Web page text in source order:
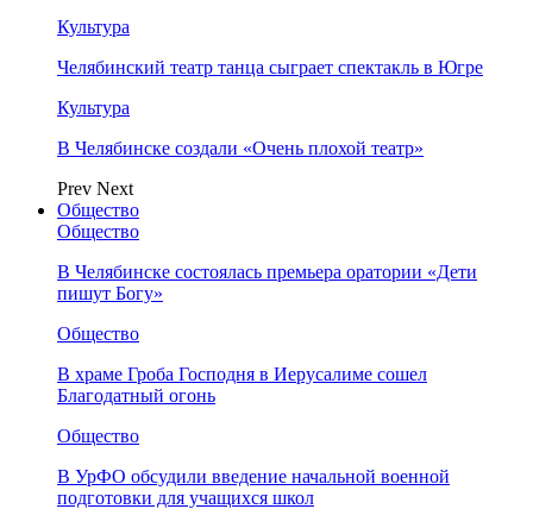
Культура
Челябинский театр танца сыграет спектакль в Югре
Культура
В Челябинске создали «Очень плохой театр»
Prev Next
Общество
Общество
В Челябинске состоялась премьера оратории «Дети
пишут Богу»
Общество
В храме Гроба Господня в Иерусалиме сошел
Благодатный огонь
Общество
В УрФО обсудили введение начальной военной
подготовки для учащихся школ